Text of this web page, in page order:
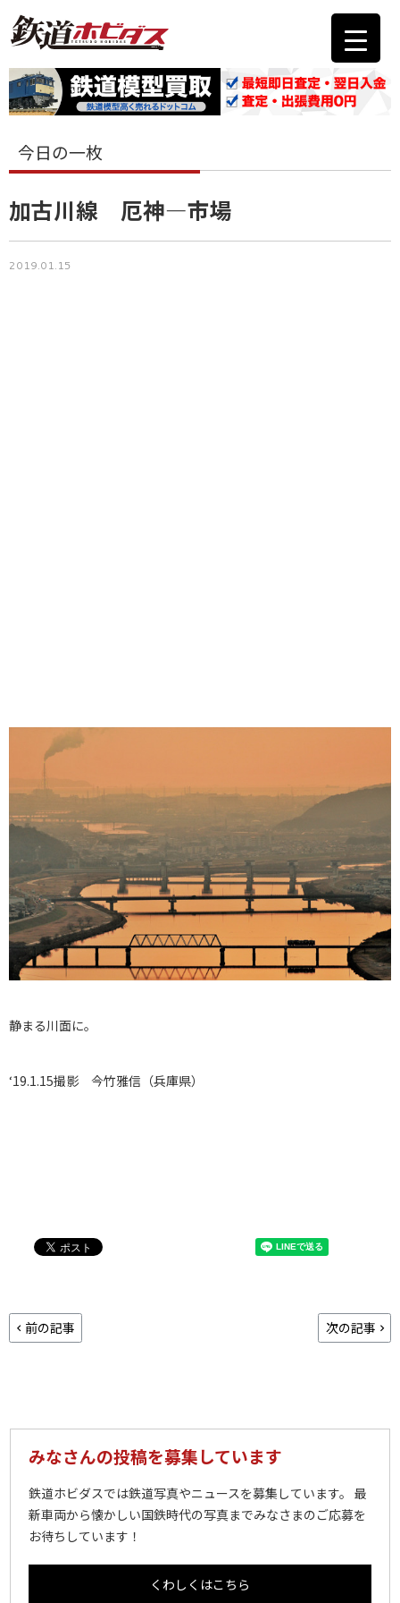
今日の一枚
加古川線 厄神―市場
2019.01.15
静まる川面に。
‘19.1.15撮影 今竹雅信（兵庫県）
前の記事 次の記事
みなさんの投稿を募集しています
鉄道ホビダスでは鉄道写真やニュースを募集しています。 最
新車両から懐かしい国鉄時代の写真までみなさまのご応募を
お待ちしています！
くわしくはこちら